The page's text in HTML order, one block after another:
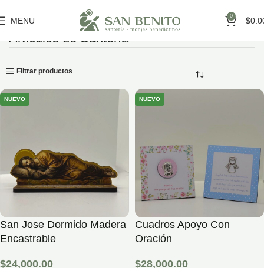
MENU 0 $
Artículos de Santería
Filtrar productos
NUEVO
San Jose Dormido Madera
Encastrable
$24,000.00
NUEVO
Cuadros Apoyo Con
Oración
$28,000.00